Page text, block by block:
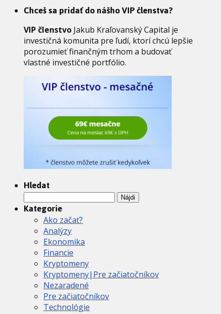
Chceš sa pridať do nášho VIP členstva?
VIP členstvo Jakub Kraľovanský Capital je
investičná komunita pre ľudí, ktorí chcú lepšie
porozumieť finančným trhom a budovať
vlastné investičné portfólio.
Hledat
Hľadať:
Kategorie
Ako začať?
Analýzy
Ekonomika
Financie
Kryptomeny
Kryptomeny|Pre začiatočníkov
Nezaradené
Pre začiatočníkov
Technológie